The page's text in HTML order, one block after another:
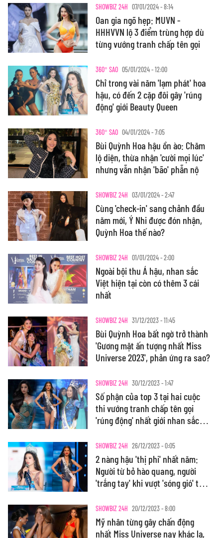
SHOWBIZ 24H 07/01/2024 - 8:14
Oan gia ngõ hẹp: MUVN -
HHHVVN lộ 3 điểm trùng hợp dù
từng vướng tranh chấp tên gọi
360° SAO 05/01/2024 - 12:00
Chỉ trong vài năm 'lạm phát' hoa
hậu, có đến 2 cặp đôi gây 'rúng
động' giới Beauty Queen
360° SAO 04/01/2024 - 7:05
Bùi Quỳnh Hoa hậu ồn ào: Chăm
lộ diện, thừa nhận 'cười mọi lúc'
nhưng vẫn nhận 'bão' phẫn nộ
SHOWBIZ 24H 03/01/2024 - 2:47
Cùng 'check-in' sang chảnh đầu
năm mới, Ý Nhi được đón nhận,
Quỳnh Hoa thế nào?
SHOWBIZ 24H 01/01/2024 - 2:00
Ngoài bội thu Á hậu, nhan sắc
Việt hiện tại còn có thêm 3 cái
nhất
SHOWBIZ 24H 31/12/2023 - 11:45
Bùi Quỳnh Hoa bất ngờ trở thành
'Gương mặt ấn tượng nhất Miss
Universe 2023', phản ứng ra sao?
SHOWBIZ 24H 30/12/2023 - 1:47
Số phận của top 3 tại hai cuộc
thi vướng tranh chấp tên gọi
'rúng động' nhất giới nhan sắc
SHOWBIZ 24H 26/12/2023 - 0:05
2 nàng hậu 'thị phi' nhất năm:
Người từ bỏ hào quang, người
'trắng tay' khi vượt 'sóng gió' thi
SHOWBIZ 24H 20/12/2023 - 8:00
Mỹ nhân từng gây chấn động
nhất Miss Universe nay khác lạ,